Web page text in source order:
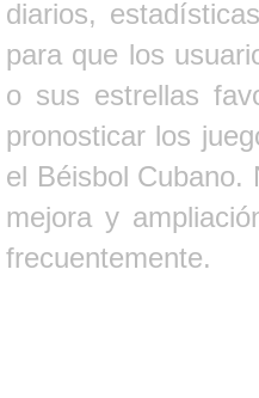
diarios,
para que los
o sus estrellas
pronosticar los
el Béisbol Cubano.
mejora y
frecuentemente.